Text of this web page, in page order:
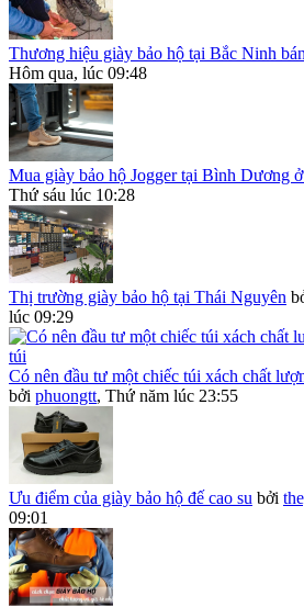
Thương hiệu giày bảo hộ tại Bắc Ninh
Hôm qua, lúc 09:48
Mua giày bảo hộ Jogger tại Bình Dương
Thứ sáu lúc 10:28
Thị trường giày bảo hộ tại Thái Nguyên
lúc 09:29
Có nên đầu tư một chiếc túi xách chất
bởi phuongtt, Thứ năm lúc 23:55
Ưu điểm của giày bảo hộ đế cao su bởi
09:01